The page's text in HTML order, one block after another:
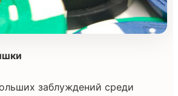
заблуждений среди